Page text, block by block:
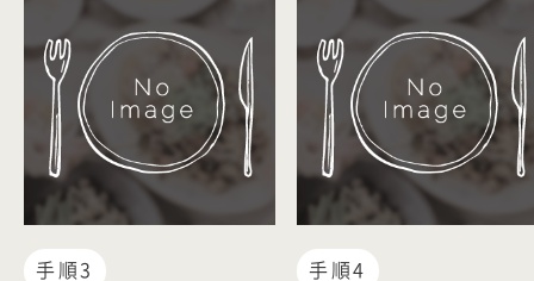
手順3 手順4